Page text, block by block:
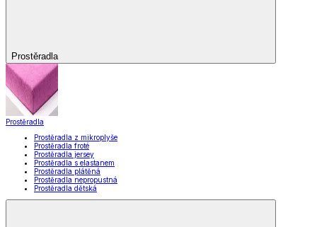
Prostěradla
Prostěradla
Prostěradla z mikroplyše
Prostěradla froté
Prostěradla jersey
Prostěradla s elastanem
Prostěradla plátěná
Prostěradla nepropustná
Prostěradla dětská